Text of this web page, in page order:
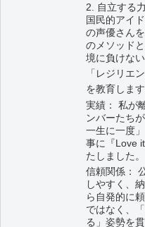
2. 自立する
国民的アイ
の声優さん
のメソッド
境に負けない
「レジリエン
を教育します
実績： 私が
ンバーたち
一生に一度
事に『Love
たしました。
信頼関係：
しやすく、
ら自発的に
ではなく、
る」姿勢を貫